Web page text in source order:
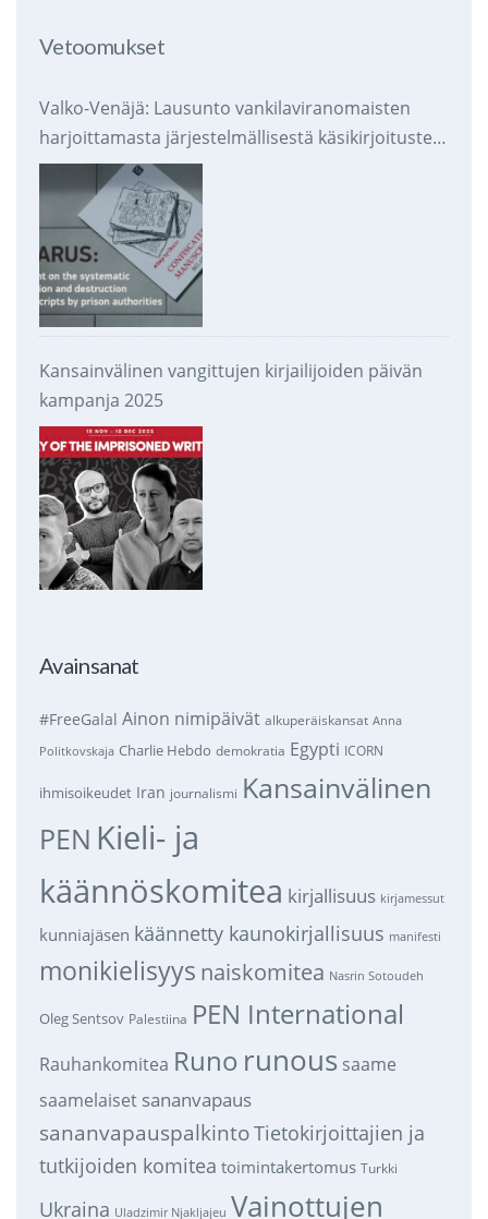
Vetoomukset
Valko-Venäjä: Lausunto vankilaviranomaisten
harjoittamasta järjestelmällisestä käsikirjoitusten
takavarikoinnista ja tuhoamisesta
Kansainvälinen vangittujen kirjailijoiden päivän
kampanja 2025
Avainsanat
#FreeGalal Ainon nimipäivät alkuperäiskansat Anna
Politkovskaja Charlie Hebdo demokratia Egypti ICORN
ihmisoikeudet Iran journalismi Kansainvälinen
PEN Kieli- ja
käännöskomitea kirjallisuus kirjamessut
kunniajäsen käännetty kaunokirjallisuus manifesti
monikielisyys naiskomitea Nasrin Sotoudeh
Oleg Sentsov Palestiina PEN International
Rauhankomitea Runo runous saame
saamelaiset sananvapaus
sananvapauspalkintoTietokirjoittajien ja
tutkijoiden komitea toimintakertomus Turkki
Ukraina Uladzimir Njakljajeu Vainottujen